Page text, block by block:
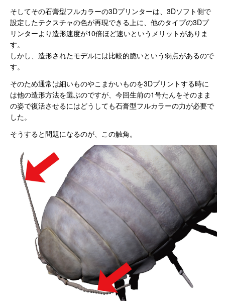
そしてその石膏型フルカラーの3Dプリンターは、3Dソフト側で
設定したテクスチャの色が再現できる上に、他のタイプの3Dプ
リンターより造形速度が10倍ほど速いというメリットがありま
す。
しかし、造形されたモデルには比較的脆いという弱点があるので
す。
そのため通常は細いものやこまかいものを3Dプリントする時に
は他の造形方法を選ぶのですが、今回生前の1号たんをそのまま
の姿で復活させるにはどうしても石膏型フルカラーの力が必要で
した。
そうすると問題になるのが、この触角。